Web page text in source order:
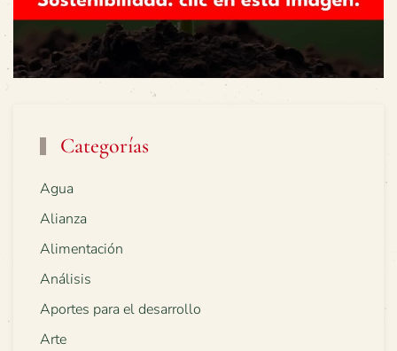
Categorías
Agua
Alianza
Alimentación
Análisis
Aportes para el desarrollo
Arte